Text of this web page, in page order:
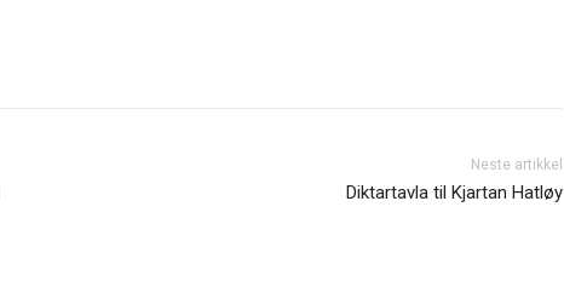
Neste artikkel
Diktartavla til Kjartan Hatløy